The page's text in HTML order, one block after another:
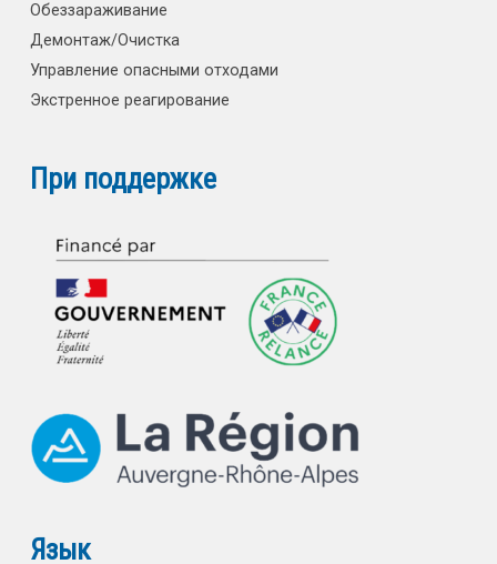
Обеззараживание
Демонтаж/Очистка
Управление опасными отходами
Экстренное реагирование
При поддержке
Язык